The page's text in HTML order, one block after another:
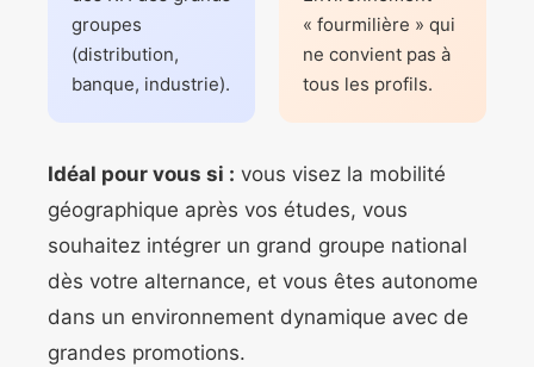
groupes
(distribution,
banque, industrie).
« fourmilière » qui
ne convient pas à
tous les profils.
Idéal pour vous si : vous visez la mobilité
géographique après vos études, vous
souhaitez intégrer un grand groupe national
dès votre alternance, et vous êtes autonome
dans un environnement dynamique avec de
grandes promotions.